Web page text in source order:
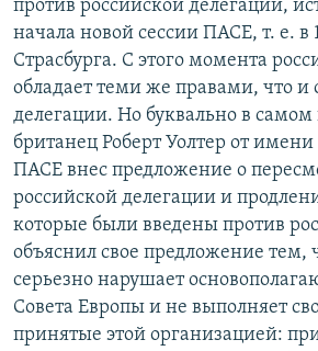
против российской делегации,
начала новой сессии ПАСЕ, т. е. в
Страсбурга. С этого момента
обладает теми же правами, что и
делегации. Но буквально в самом
британец Роберт Уолтер от
ПАСЕ внес предложение о
российской делегации и
которые были введены против
объяснил свое предложение тем,
серьезно нарушает
Совета Европы и не выполняет
принятые этой организацией: